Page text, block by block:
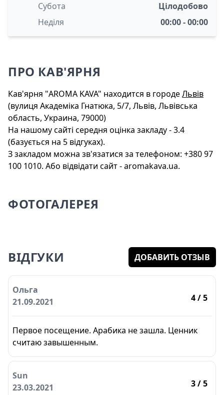
Субота
Цілодобово
Неділя
00:00 - 00:00
ПРО КАВ'ЯРНЯ
Кав'ярня "AROMA KAVA" находится в городеЛьвів
(вулиця Академіка Гнатюка, 5/7, Львів, Львівська
область, Украина, 79000)
На нашому сайті середня оцінка закладу - 3.4
(базується на 5 відгуках).
З закладом можна зв'язатися за телефоном: +380 97
100 1010. Або відвідати сайт - aromakava.ua.
ФОТОГАЛЕРЕЯ
ВІДГУКИ ДОБАВИТЬ ОТЗЫВ
Ольга
21.09.2021
4/ 5
Первое посещение. Арабика не зашла. Ценник
считаю завышенным.
Sun
23.03.2021
3/ 5